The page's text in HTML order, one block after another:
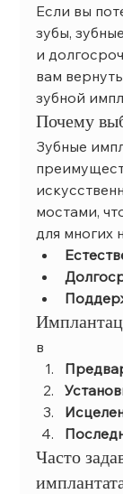
Если вы
зубы,
и
вам
зубной
Почему
Зубные
мостами,
для многих
в
Часто